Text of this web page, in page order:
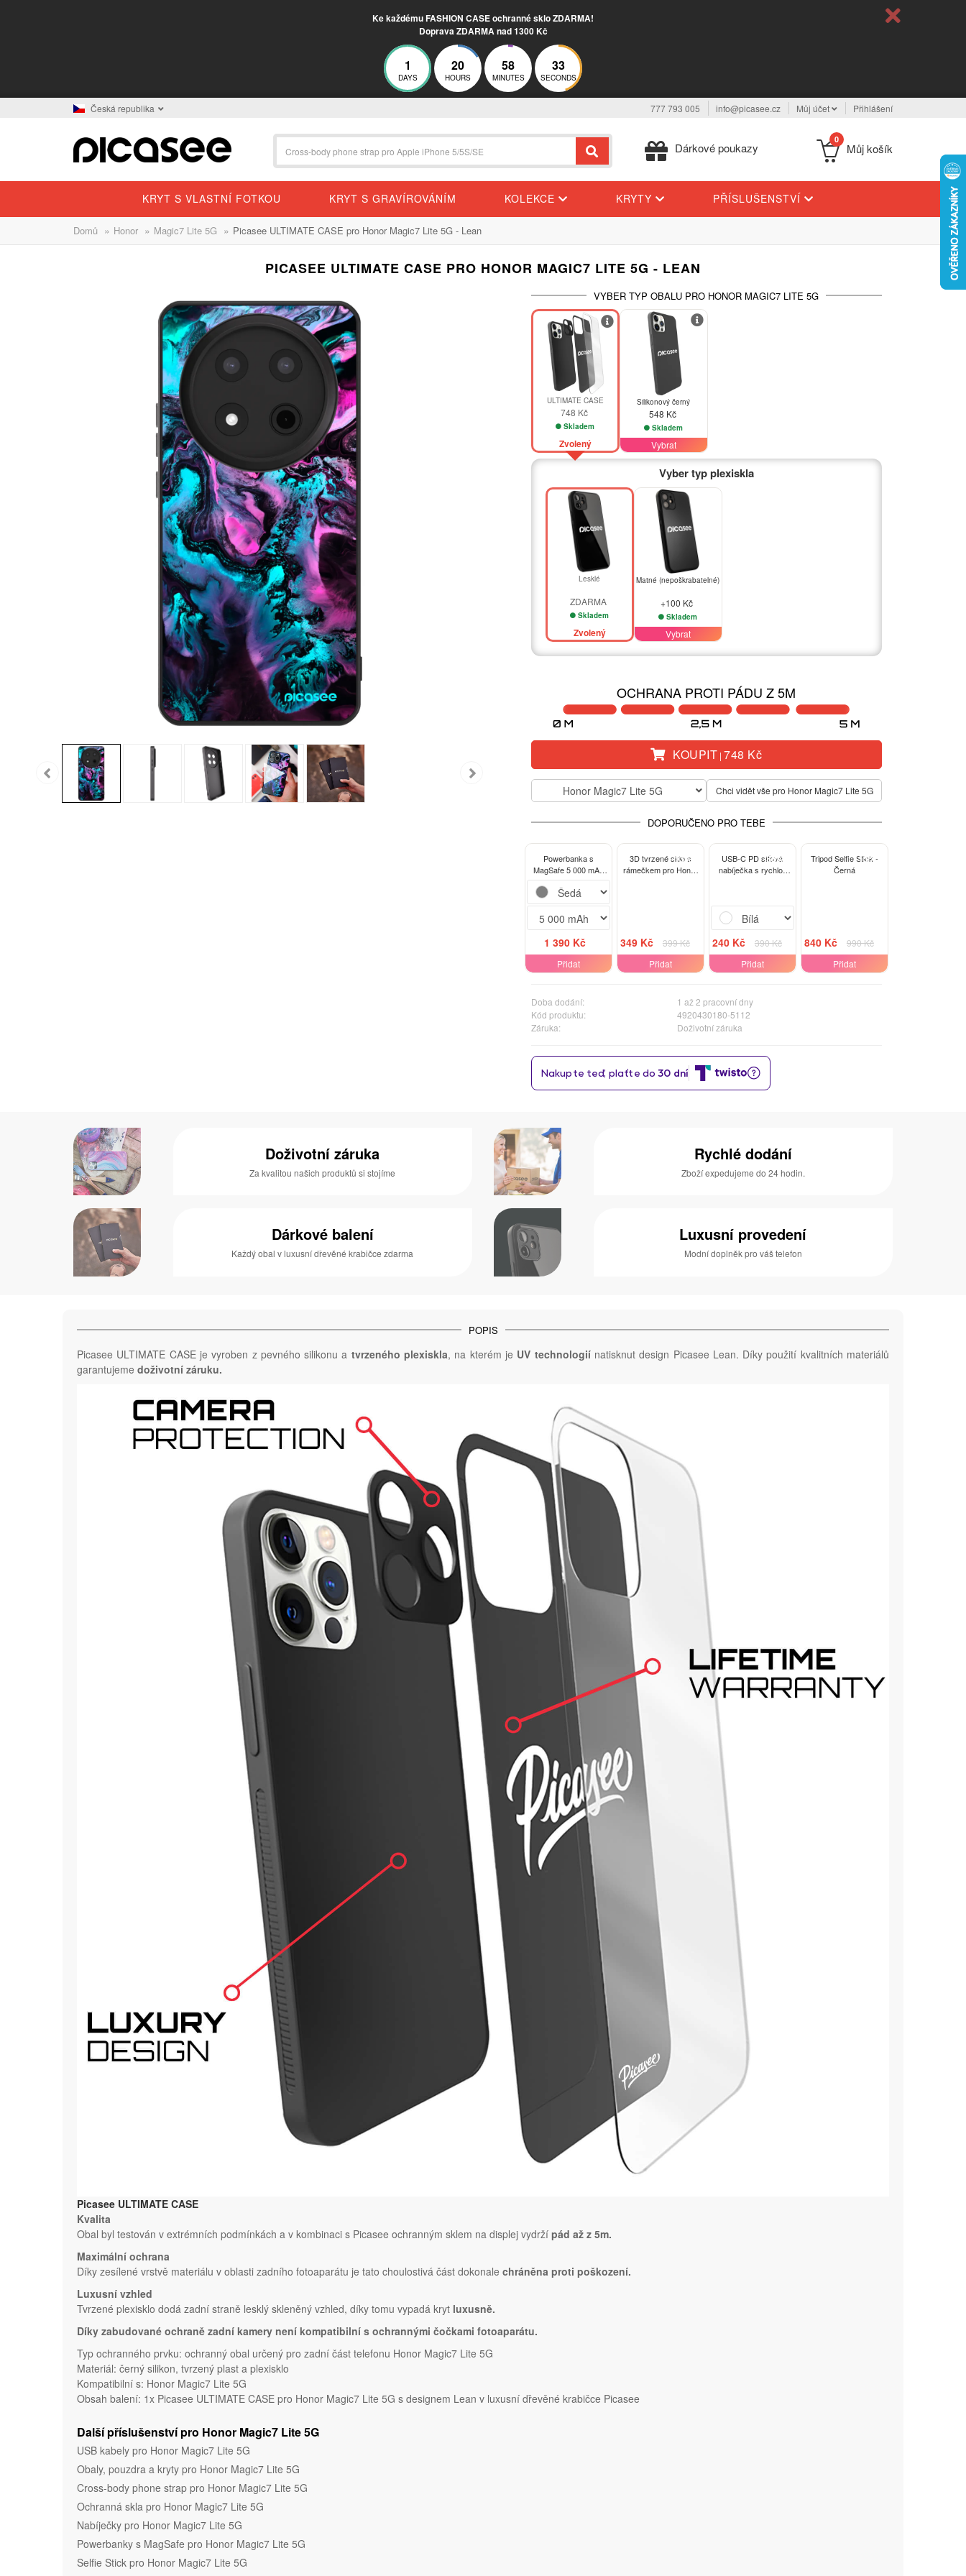
Ke každému FASHION CASE ochranné sklo ZDARMA!
Doprava ZDARMA nad 1300 Kč
1
DAYS
20
HOURS
58
MINUTES
32
SECONDS
Česká republika 777 793 005 info@picasee.cz Můj účet Přihlášení
Dárkové poukazy
0
Můj košík
KRYT S VLASTNÍ FOTKOU KRYT S GRAVÍROVÁNÍM KOLEKCE KRYTY PŘÍSLUŠENSTVÍ
Domů » Honor » Magic7 Lite 5G » Picasee ULTIMATE CASE pro Honor Magic7 Lite 5G - Lean
PICASEE ULTIMATE CASE PRO HONOR MAGIC7 LITE 5G - LEAN
VYBER TYP OBALU PRO HONOR MAGIC7 LITE 5G
ULTIMATE CASE
748 Kč
Skladem
Zvolený
Silikonový černý
548 Kč
Skladem
Vybrat
Vyber typ plexiskla
Lesklé
ZDARMA
Skladem
Zvolený
Matné (nepoškrabatelné)
+100 Kč
Skladem
Vybrat
OCHRANA PROTI PÁDU Z 5M
KOUPIT |748 Kč
Honor Magic7 Lite 5G Chci vidět vše pro Honor Magic7 Lite 5G
DOPORUČENO PRO TEBE
Powerbanka s
MagSafe 5 000 mAh
1 390 Kč
Přidat
-13%
3D tvrzené sklo s
rámečkem pro Honor
349 Kč
399 Kč
Přidat
-38%
USB-C PD síťová
nabíječka s rychlo-
240 Kč
390 Kč
Přidat
-15%
Tripod Selfie Stick -
Černá
840 Kč
990 Kč
Přidat
Doba dodání:
1 až 2 pracovní dny
Kód produktu:
4920430180-5112
Záruka:
Doživotní záruka
Doživotní záruka
Za kvalitou našich produktů si stojíme
Rychlé dodání
Zboží expedujeme do 24 hodin.
Dárkové balení
Každý obal v luxusní dřevěné krabičce zdarma
Luxusní provedení
Modní doplněk pro váš telefon
POPIS
Picasee ULTIMATE CASE je vyroben z pevného silikonu a tvrzeného plexiskla, na kterém je UV technologiínatisknut design Picasee Lean. Díky použití kvalitních materiálů
garantujeme doživotní záruku.
Picasee ULTIMATE CASE
Kvalita
Obal byl testován v extrémních podmínkách a v kombinaci s Picasee ochranným sklem na displej vydrží pád až z 5m.
Maximální ochrana
Díky zesílené vrstvě materiálu v oblasti zadního fotoaparátu je tato choulostivá část dokonale chráněna proti poškození.
Luxusní vzhled
Tvrzené plexisklo dodá zadní straně lesklý skleněný vzhled, díky tomu vypadá kryt luxusně.
Díky zabudované ochraně zadní kamery není kompatibilní s ochrannými čočkami fotoaparátu.
Typ ochranného prvku: ochranný obal určený pro zadní část telefonu Honor Magic7 Lite 5G
Materiál: černý silikon, tvrzený plast a plexisklo
Kompatibilní s: Honor Magic7 Lite 5G
Obsah balení: 1x Picasee ULTIMATE CASE pro Honor Magic7 Lite 5G s designem Lean v luxusní dřevěné krabičce Picasee
Další příslušenství pro Honor Magic7 Lite 5G
USB kabely pro Honor Magic7 Lite 5G
Obaly, pouzdra a kryty pro Honor Magic7 Lite 5G
Cross-body phone strap pro Honor Magic7 Lite 5G
Ochranná skla pro Honor Magic7 Lite 5G
Nabíječky pro Honor Magic7 Lite 5G
Powerbanky s MagSafe pro Honor Magic7 Lite 5G
Selfie Stick pro Honor Magic7 Lite 5G